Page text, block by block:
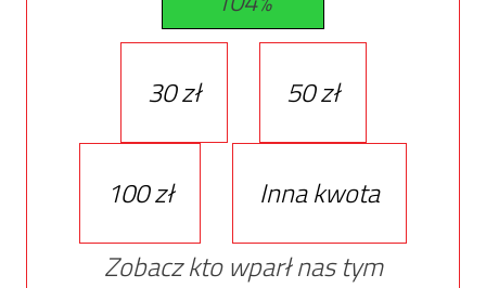
30 zł 50 zł
100 zł
Inna kwota
Zobacz kto wparł nas tym